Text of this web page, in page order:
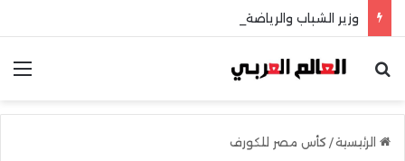
وزير الشباب والرياضة يهنئ منتخب مصر للشطرنج
بحث عن
الرئيسية/ كأس مصر للكورف